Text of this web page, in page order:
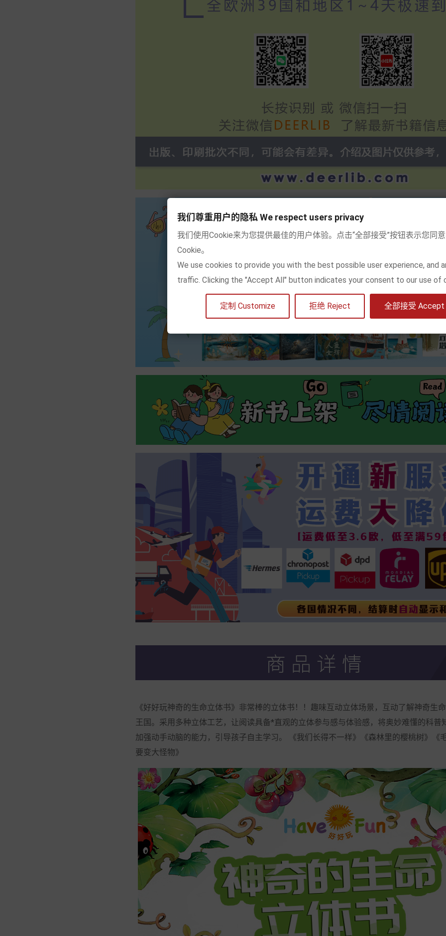
《好好玩神奇的生命立体书》非常棒的立体书！！趣味互动立体场景，互动了解神奇生
王国。采用多种立体工艺，让阅读具备*直观的立体参与感与体验感，将奥妙难懂的科普
加强动手动脑的能力，引导孩子自主学习。 《我们长得不一样》《森林里的樱桃树》《
要变大怪物》
我们尊重用户的隐私 We respect users privacy
我们使用Cookie来为您提供最佳的用户体验。点击“全部接受”按钮表示您同
Cookie。
We use cookies to provide you with the best possible user experience, and
traffic. Clicking the "Accept All" button indicates your consent to our use of
定制 Customize 拒绝 Reject 全部接受 Accept